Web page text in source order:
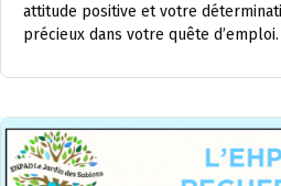
attitude positive et votre
précieux dans votre quête d’emploi.